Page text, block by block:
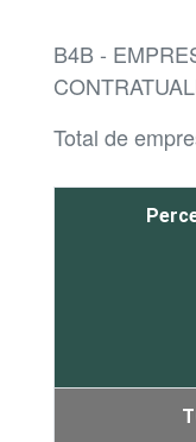
B4B -
Total de